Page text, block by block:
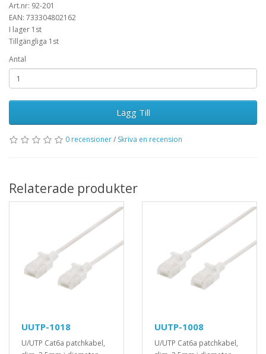
Art.nr: 92-201
EAN: 733304802162
I lager 1st
Tillgängliga 1st
Antal
Lägg Till
0 recensioner/ Skriva en recension
Relaterade produkter
UUTP-1018
U/UTP Cat6a patchkabel,
UUTP-1008
U/UTP Cat6a patchkabel,